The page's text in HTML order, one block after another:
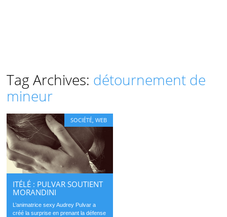
Tag Archives: détournement de
mineur
SOCIÉTÉ ,WEB
ITÉLÉ : PULVAR SOUTIENT
MORANDINI
L’animatrice sexy Audrey Pulvar a
créé la surprise en prenant la défense